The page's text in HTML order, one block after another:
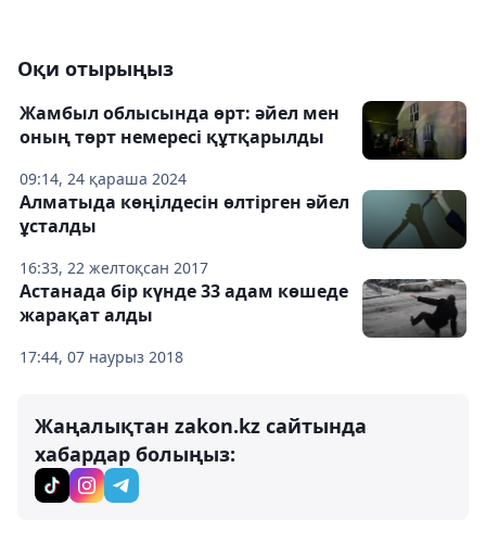
Оқи отырыңыз
09:14, 24 қараша 2024
Жамбыл облысында өрт: әйел мен
оның төрт немересі құтқарылды
16:33, 22 желтоқсан 2017
Алматыда көңілдесін өлтірген әйел
ұсталды
17:44, 07 наурыз 2018
Астанада бір күнде 33 адам көшеде
жарақат алды
Жаңалықтан zakon.kz сайтында
хабардар болыңыз: